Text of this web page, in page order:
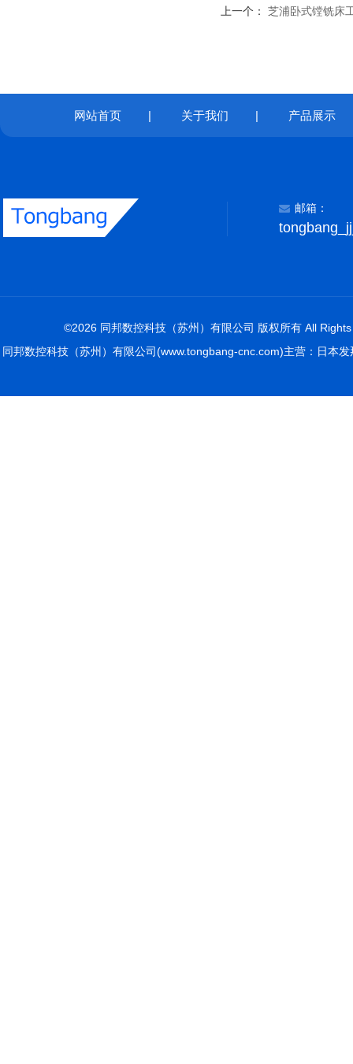
上一个： 芝浦卧式镗铣床
网站首页 | 关于我们 | 产品展示
邮箱：
©2026 同邦数控科技（苏州）有限公司 版权所有 All
同邦数控科技（苏州）有限公司(www.tongbang-cnc.com)主营：日本